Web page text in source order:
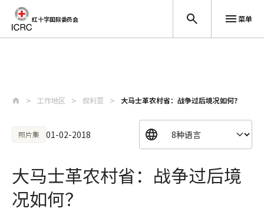
红十字国际委员会 菜单
工作地区 叙利亚 大马士革农村省：战争过后境况如何？
照片集 01-02-2018
大马士革农村省：战争过后境
况如何？